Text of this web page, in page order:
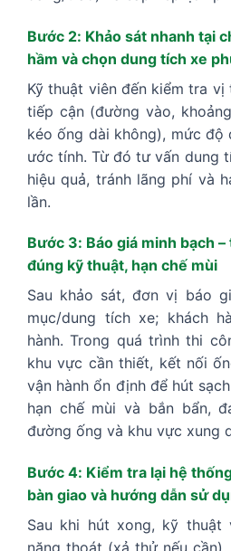
Bước 2: Khảo sát nhanh tại
hầm và chọn dung tích xe
Kỹ thuật viên đến kiểm tra
tiếp cận (đường vào,
kéo ống dài không), mức độ
ước tính. Từ đó tư vấn dung
hiệu quả, tránh lãng phí và
lần.
Bước 3: Báo giá minh bạch
đúng kỹ thuật, hạn chế mùi
Sau khảo sát, đơn vị báo
mục/dung tích xe; khách
hành. Trong quá trình thi
khu vực cần thiết, kết nối
vận hành ổn định để hút
hạn chế mùi và bắn bẩn,
đường ống và khu vực xung
Bước 4: Kiểm tra lại hệ
bàn giao và hướng dẫn sử
Sau khi hút xong, kỹ thuật